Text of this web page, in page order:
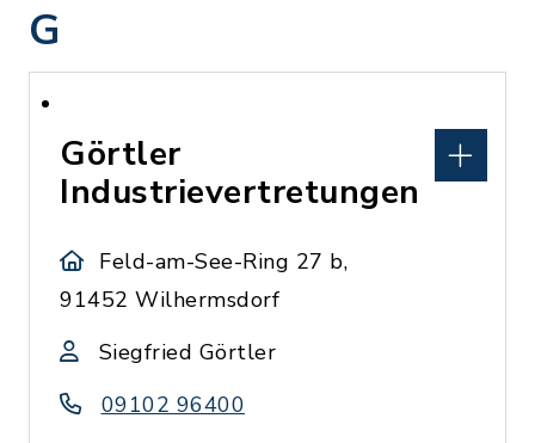
G
Görtler
Industrievertretungen
Feld-am-See-Ring 27 b,
91452 Wilhermsdorf
Siegfried Görtler
09102 96400